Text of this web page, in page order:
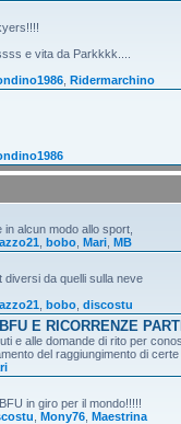
e vita da Parkkkk....
Ridermarchino
alcun modo allo sport,
bobo Mari MB
da quelli sulla neve
bobo discostu
E RICORRENZE
e alle domande di rito per
del raggiungimento di
in giro per il mondo!!!!!
Mony76 Maestrina